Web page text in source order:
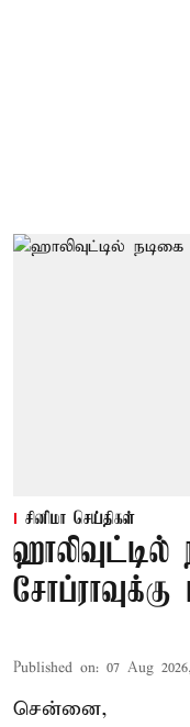
சினிமா செய்திகள்
ஹாலிவுட்டில்
சோப்ராவுக்கு
Published on: 07 Aug
சென்னை,